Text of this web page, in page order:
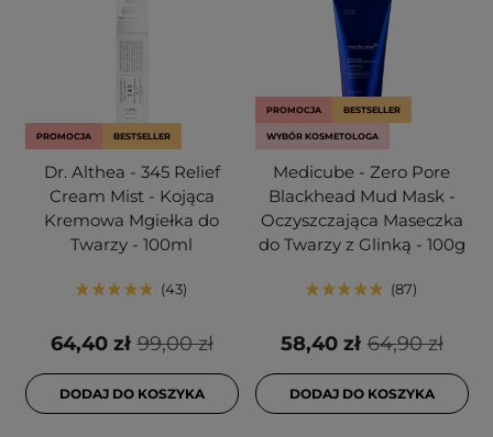
PROMOCJA BESTSELLER
Dr. Althea - 345 Relief
Cream Mist - Kojąca
Kremowa Mgiełka do
Twarzy - 100ml
43
99,00 zł
64,40 zł
DODAJ DO KOSZYKA
PROMOCJA BESTSELLER
WYBÓR KOSMETOLOGA
Medicube - Zero Pore
Blackhead Mud Mask -
Oczyszczająca Maseczka
do Twarzy z Glinką - 100g
87
64,90 zł
58,40 zł
DODAJ DO KOSZYKA